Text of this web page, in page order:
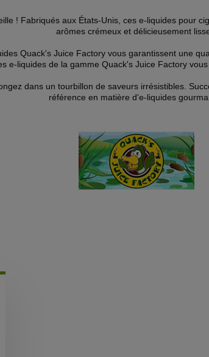
! Fabriqués aux États-Unis, ces e-liquides pour
arômes crémeux et délicieusement
Quack's Juice Factory vous garantissent une
e-liquides de la gamme Quack's Juice Factory
dans un tourbillon de saveurs irrésistibles.
référence en matière d'e-liquides